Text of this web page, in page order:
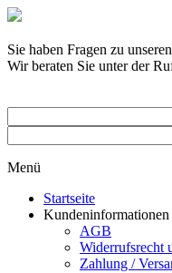
Sie haben Fragen zu
Wir beraten Sie unter der
Menü
Startseite
Kundeninformationen
AGB
Widerrufsrecht
Zahlung /